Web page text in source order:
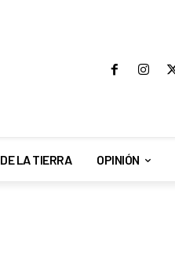
DE LA TIERRA OPINIÓN